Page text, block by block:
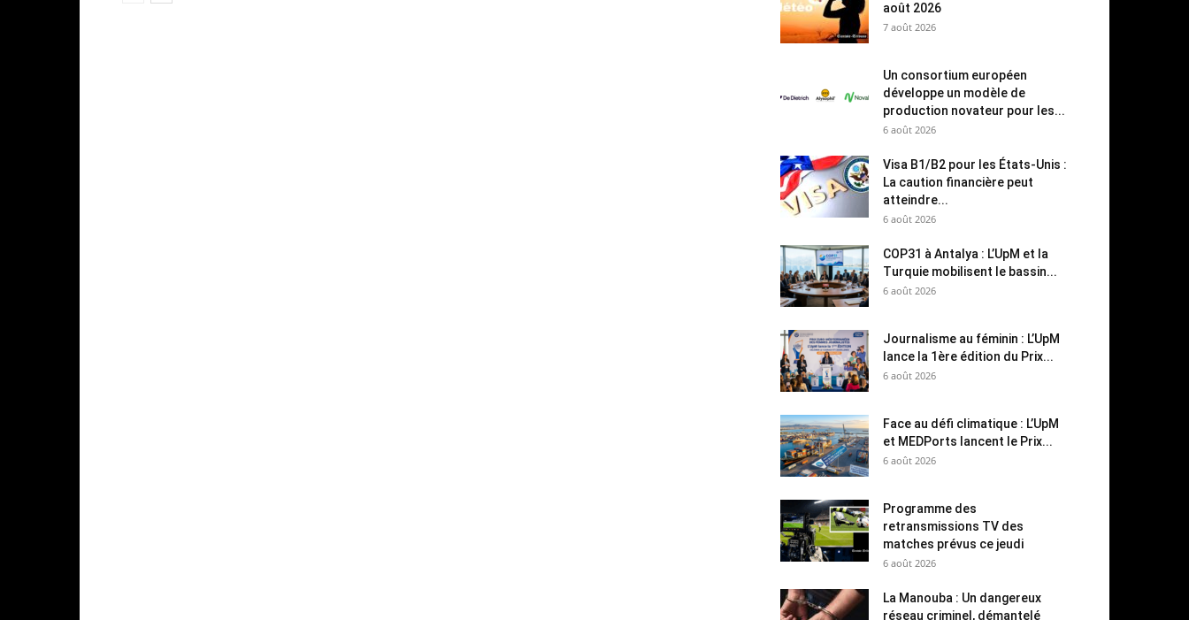
août 2026
7 août 2026
Un consortium européen
développe un modèle de
production novateur pour les...
6 août 2026
Visa B1/B2 pour les États-Unis :
La caution financière peut
atteindre...
6 août 2026
COP31 à Antalya : L’UpM et la
Turquie mobilisent le bassin...
6 août 2026
Journalisme au féminin : L’UpM
lance la 1ère édition du Prix...
6 août 2026
Face au défi climatique : L’UpM
et MEDPorts lancent le Prix...
6 août 2026
Programme des
retransmissions TV des
matches prévus ce jeudi
6 août 2026
La Manouba : Un dangereux
réseau criminel, démantelé